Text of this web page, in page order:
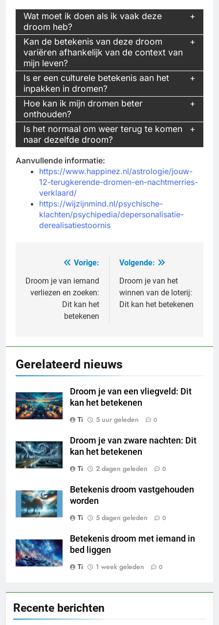
Wat moet ik doen als ik vaak deze
droom heb?
Kan de betekenis van deze droom
variëren afhankelijk van de context van
mijn leven?
Is er een culturele betekenis aan het
inpakken in dromen?
Hoe kan ik mijn dromen beter
onthouden?
Is het normaal om weer terug te komen
naar dezelfde droom?
Aanvullende informatie:
https://www.happinez.nl/astrologie/jouw-
12-terugkerende-dromen-en-nachtmerries-
verklaard/
https://wijzijnmind.nl/psychische-
klachten/psychipedia/depersonalisatie-
derealisatiestoornis
navigatie
Vorige:
Droom je van iemand
verliezen en zoeken:
Dit kan het
betekenen
Volgende:
Droom je van het
winnen van de loterij:
Dit kan het betekenen
Gerelateerd nieuws
Droom je van een vliegveld: Dit
kan het betekenen
Ti
5 uur geleden 0
Droom je van zware nachten: Dit
kan het betekenen
Ti
2 dagen geleden 0
Betekenis droom vastgehouden
worden
Ti
5 dagen geleden 0
Betekenis droom met iemand in
bed liggen
Ti
1 week geleden 0
Recente berichten